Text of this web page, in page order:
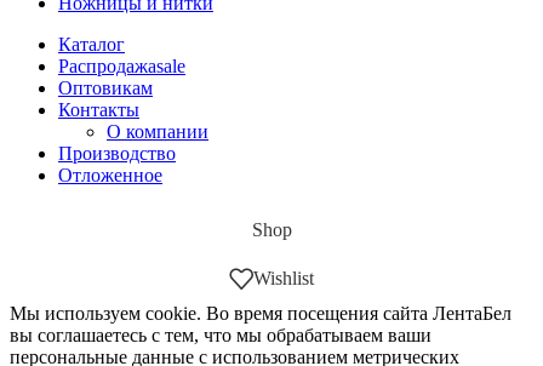
Каталог
Распродажаsale
Оптовикам
Контакты
О компании
Производство
Отложенное
Shop
Wishlist
Мы используем cookie. Во время посещения сайта ЛентаБел
вы соглашаетесь с тем, что мы обрабатываем ваши
персональные данные с использованием метрических